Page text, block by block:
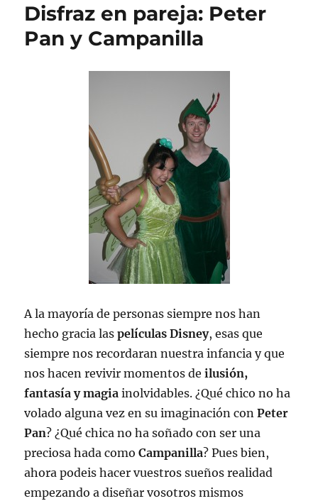
Mágica
Disfraz
Princesa
Disfraz en pareja: Peter
Pan y Campanilla
A la mayoría de personas siempre nos han
hecho gracia laspelículas Disney, esas que
siempre nos recordaran nuestra infancia y que
nos hacen revivir momentos deilusión,
fantasía y magia inolvidables. ¿Qué chico no ha
volado alguna vez en su imaginación conPeter
Pan? ¿Qué chica no ha soñado con ser una
preciosa hada comoCampanilla? Pues bien,
ahora podeis hacer vuestros sueños realidad
empezando a diseñar vosotros mismos